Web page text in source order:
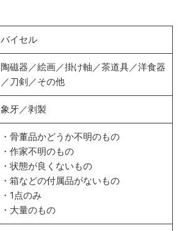
バイセル
陶磁器／絵画／掛け軸／茶道具／洋食器
／刀剣／その他
象牙／剥製
・骨董品かどうか不明のもの
・作家不明のもの
・状態が良くないもの
・箱などの付属品がないもの
・1点のみ
・大量のもの